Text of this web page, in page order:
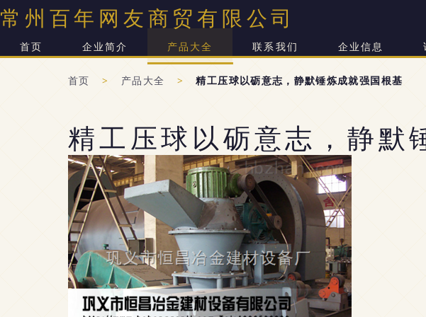
常州百年网友商贸有限公司
首页 企业简介 产品大全 联系我们 企业信息
首页 > 产品大全 > 精工压球以砺意志，静默锤炼成就强国根基
精工压球以砺意志，静默